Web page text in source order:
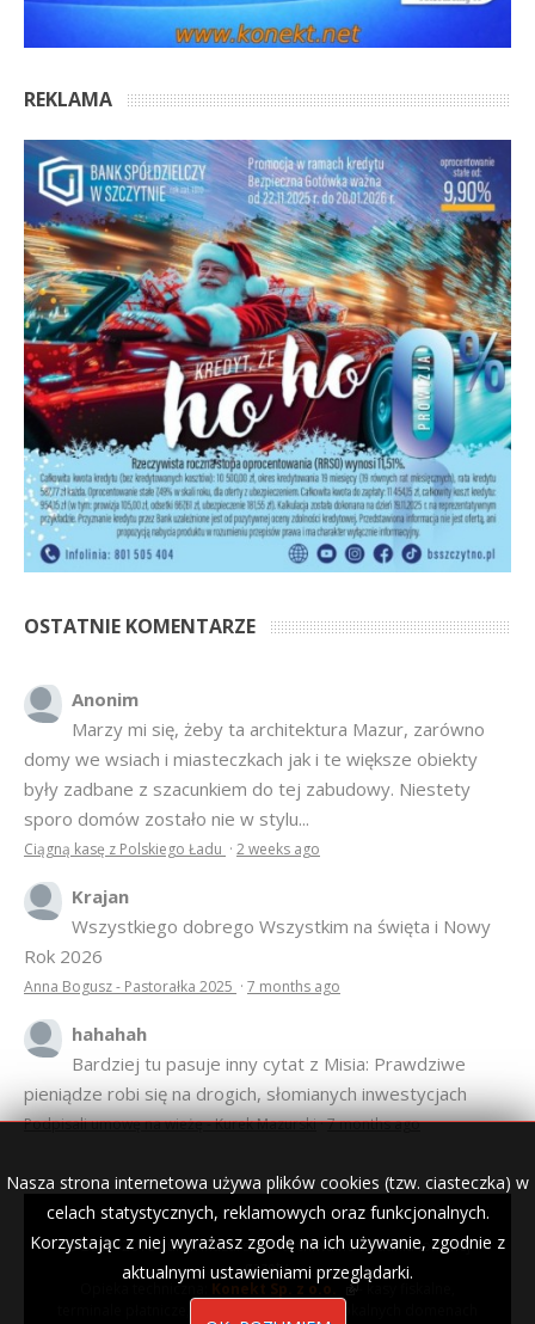
REKLAMA
OSTATNIE KOMENTARZE
Anonim
Marzy mi się, żeby ta architektura Mazur, zarówno
domy we wsiach i miasteczkach jak i te większe obiekty
były zadbane z szacunkiem do tej zabudowy. Niestety
sporo domów zostało nie w stylu...
Ciągną kasę z Polskiego Ładu · 2 weeks ago
Krajan
Wszystkiego dobrego Wszystkim na święta i Nowy
Rok 2026
Anna Bogusz - Pastorałka 2025 · 7 months ago
hahahah
Bardziej tu pasuje inny cytat z Misia: Prawdziwe
pieniądze robi się na drogich, słomianych inwestycjach
Podpisali umowę na wieżę - Kurek Mazurski·7 months ago
Nasza strona internetowa używa plików cookies (tzw. ciasteczka) w
celach statystycznych, reklamowych oraz funkcjonalnych.
Korzystając z niej wyrażasz zgodę na ich używanie, zgodnie z
aktualnymi ustawieniami przeglądarki.
© 2007–2018 Kurek Mazurski — archiwalne wydania lokalnej
gazety.
Opieka techniczna: Konekt Sp. z o.o.
- kasy fiskalne,